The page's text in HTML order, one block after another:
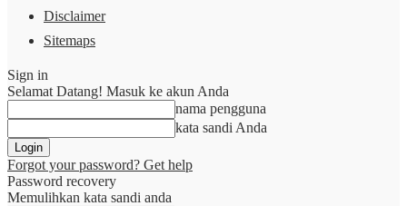
Disclaimer
Sitemaps
Sign in
Selamat Datang! Masuk ke akun Anda
nama pengguna
kata sandi Anda
Forgot your password? Get help
Password recovery
Memulihkan kata sandi anda